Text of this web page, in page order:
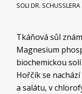
SOLI DR. SCHUSSLERA
Tkáňová sůl
Magnesium
biochemickou
Hořčík se
a salátu, v